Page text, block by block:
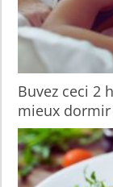
Buvez ceci 2
mieux dormir